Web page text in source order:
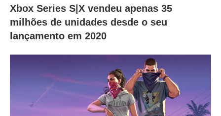
Xbox Series S|X vendeu apenas 35
milhões de unidades desde o seu
lançamento em 2020